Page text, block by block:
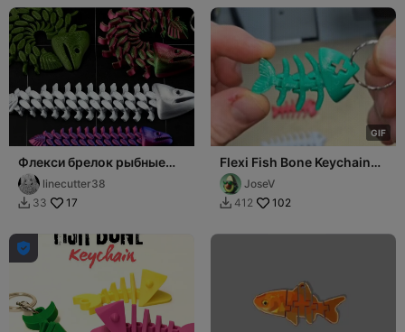
Флекси брелок рыбные
костиlinecutter38
 33 17
GIF
Flexi Fish Bone Keychain
KeyringJoseV
 412 102
